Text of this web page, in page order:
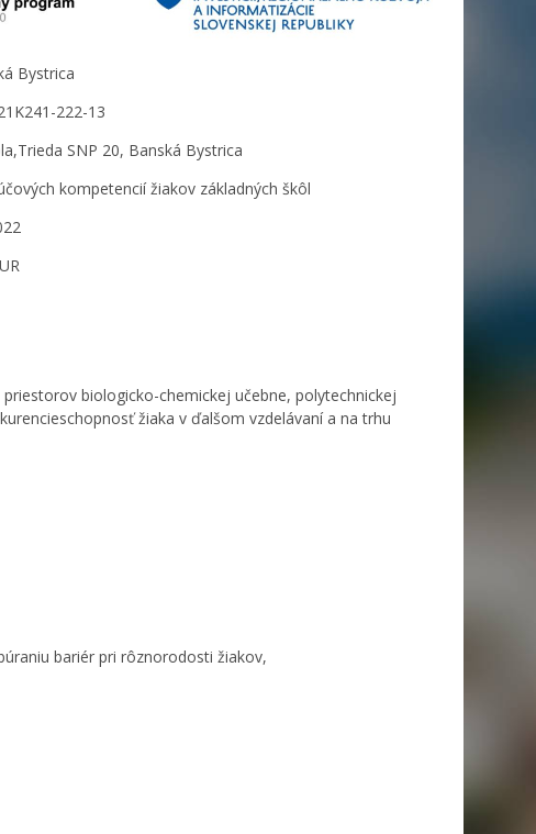
Bystrica
222-13
SNP 20, Banská Bystrica
žiakov základných škôl
biologicko-chemickej učebne, polytechnickej
žiaka v ďalšom vzdelávaní a na trhu
bariér pri rôznorodosti žiakov,